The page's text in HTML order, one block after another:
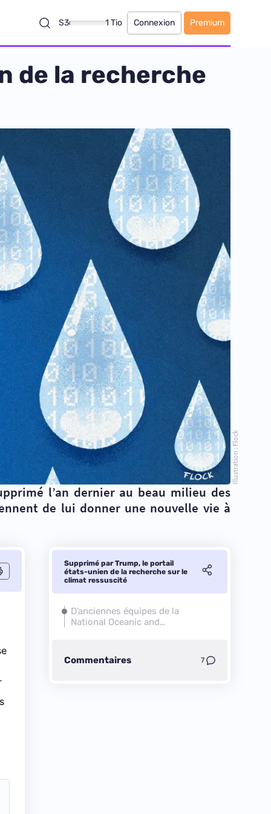
S3 1 Tio Connexion Premium
de la recherche
Illustration : Flock
l’an dernier au beau milieu des
de lui donner une nouvelle vie à
Supprimé par Trump, le portail
états-unien de la recherche sur le
climat ressuscité
D’anciennes équipes de la
National Oceanic and
Commentaires 7